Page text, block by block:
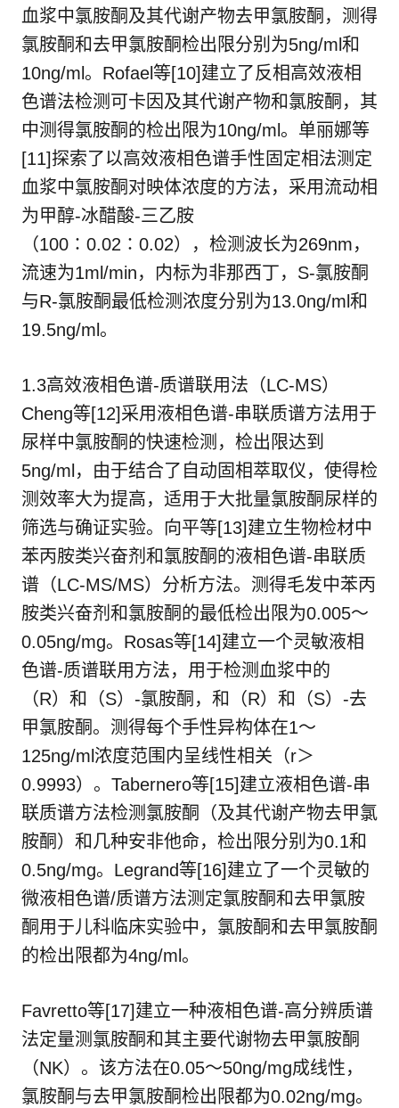
血浆中氯胺酮及其代谢产物去甲氯胺酮，测得
氯胺酮和去甲氯胺酮检出限分别为5ng/ml和
10ng/ml。Rofael等[10]建立了反相高效液相
色谱法检测可卡因及其代谢产物和氯胺酮，其
中测得氯胺酮的检出限为10ng/ml。单丽娜等
[11]探索了以高效液相色谱手性固定相法测定
血浆中氯胺酮对映体浓度的方法，采用流动相
为甲醇-冰醋酸-三乙胺
（100∶0.02∶0.02），检测波长为269nm，
流速为1ml/min，内标为非那西丁，S-氯胺酮
与R-氯胺酮最低检测浓度分别为13.0ng/ml和
19.5ng/ml。
1.3高效液相色谱-质谱联用法（LC-MS）
Cheng等[12]采用液相色谱-串联质谱方法用于
尿样中氯胺酮的快速检测，检出限达到
5ng/ml，由于结合了自动固相萃取仪，使得检
测效率大为提高，适用于大批量氯胺酮尿样的
筛选与确证实验。向平等[13]建立生物检材中
苯丙胺类兴奋剂和氯胺酮的液相色谱-串联质
谱（LC-MS/MS）分析方法。测得毛发中苯丙
胺类兴奋剂和氯胺酮的最低检出限为0.005～
0.05ng/mg。Rosas等[14]建立一个灵敏液相
色谱-质谱联用方法，用于检测血浆中的
（R）和（S）-氯胺酮，和（R）和（S）-去
甲氯胺酮。测得每个手性异构体在1～
125ng/ml浓度范围内呈线性相关（r＞
0.9993）。Tabernero等[15]建立液相色谱-串
联质谱方法检测氯胺酮（及其代谢产物去甲氯
胺酮）和几种安非他命，检出限分别为0.1和
0.5ng/mg。Legrand等[16]建立了一个灵敏的
微液相色谱/质谱方法测定氯胺酮和去甲氯胺
酮用于儿科临床实验中，氯胺酮和去甲氯胺酮
的检出限都为4ng/ml。
Favretto等[17]建立一种液相色谱-高分辨质谱
法定量测氯胺酮和其主要代谢物去甲氯胺酮
（NK）。该方法在0.05～50ng/mg成线性，
氯胺酮与去甲氯胺酮检出限都为0.02ng/mg。